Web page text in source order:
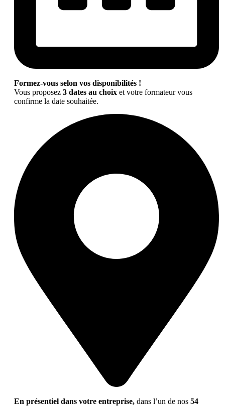
Formez-vous selon vos disponibilités !
Vous proposez 3 dates au choix et votre formateur vous
confirme la date souhaitée.
En présentiel dans votre entreprise, dans l’un de nos 54